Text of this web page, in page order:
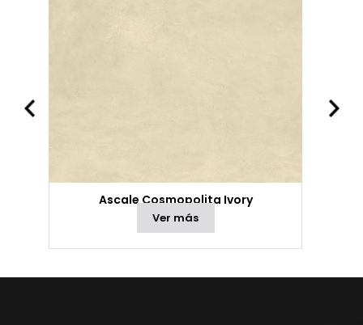
Ascale Cosmopolita Ivory
Ver más